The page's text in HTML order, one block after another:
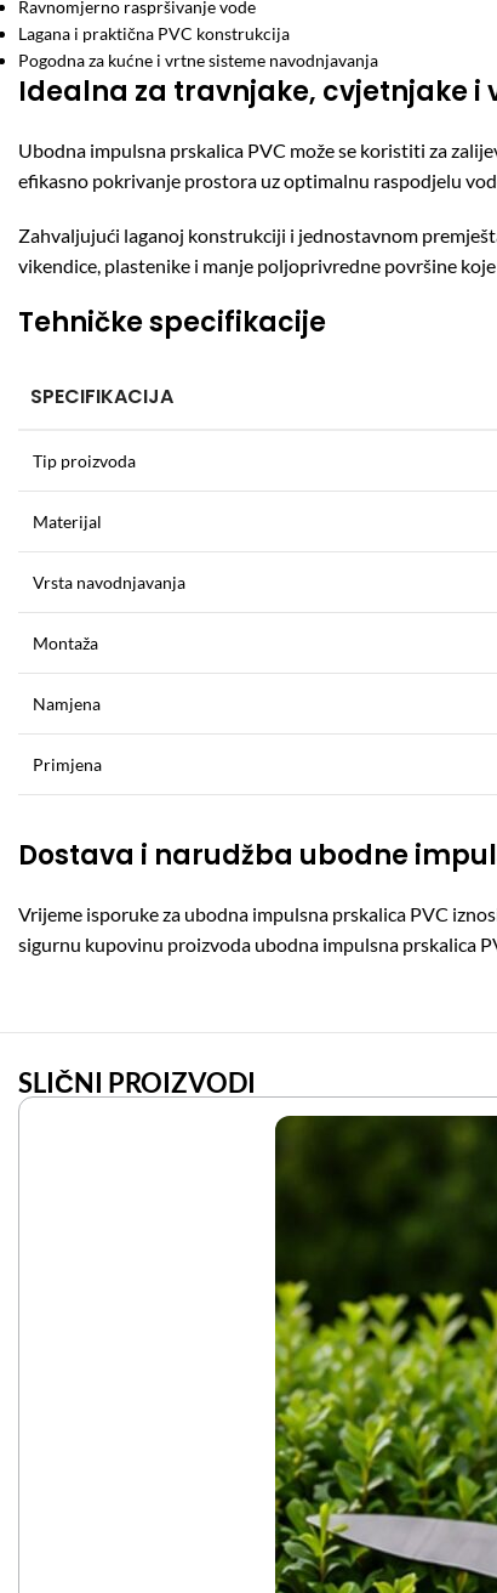
Ravnomjerno raspršivanje vode
Lagana i praktična PVC konstrukcija
Pogodna za kućne i vrtne sisteme navodnjavanja
Idealna za travnjake, cvjetnjake i
Ubodna impulsna prskalica PVC može se koristiti za
efikasno pokrivanje prostora uz optimalnu raspodjelu
Zahvaljujući laganoj konstrukciji i jednostavnom
vikendice, plastenike i manje poljoprivredne površine
Tehničke specifikacije
SPECIFIKACIJA
Tip proizvoda
Materijal
Vrsta navodnjavanja
Montaža
Namjena
Primjena
Dostava i narudžba ubodne
Vrijeme isporuke za ubodna impulsna prskalica PVC
sigurnu kupovinu proizvoda ubodna impulsna prskalica
SLIČNI PROIZVODI